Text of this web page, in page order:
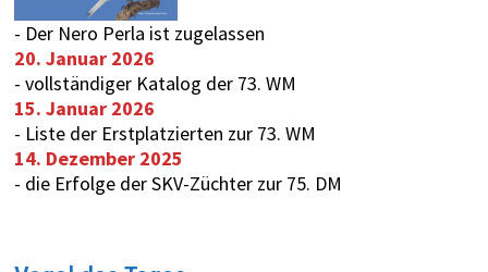
- Der Nero Perla ist zugelassen
20. Januar 2026
- vollständiger Katalog der 73. WM
15. Januar 2026
- Liste der Erstplatzierten zur 73. WM
14. Dezember 2025
- die Erfolge der SKV-Züchter zur 75. DM